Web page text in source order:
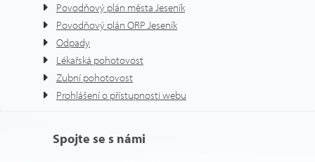
Povodňový plán města Jeseník
Povodňový plán ORP Jeseník
Odpady
Lékařská pohotovost
Zubní pohotovost
Prohlášení o přístupnosti webu
Spojte se s námi